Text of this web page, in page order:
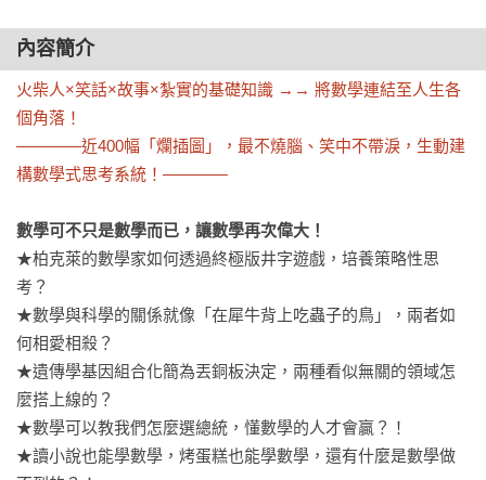
內容簡介
火柴人×笑話×故事×紮實的基礎知識 →→ 將數學連結至人生各
個角落！
————近400幅「爛插圖」，最不燒腦、笑中不帶淚，生動建
構數學式思考系統！————
數學可不只是數學而已，讓數學再次偉大！
★柏克萊的數學家如何透過終極版井字遊戲，培養策略性思
考？
★數學與科學的關係就像「在犀牛背上吃蟲子的鳥」，兩者如
何相愛相殺？
★遺傳學基因組合化簡為丟銅板決定，兩種看似無關的領域怎
麼搭上線的？
★數學可以教我們怎麼選總統，懂數學的人才會贏？！
★讀小說也能學數學，烤蛋糕也能學數學，還有什麼是數學做